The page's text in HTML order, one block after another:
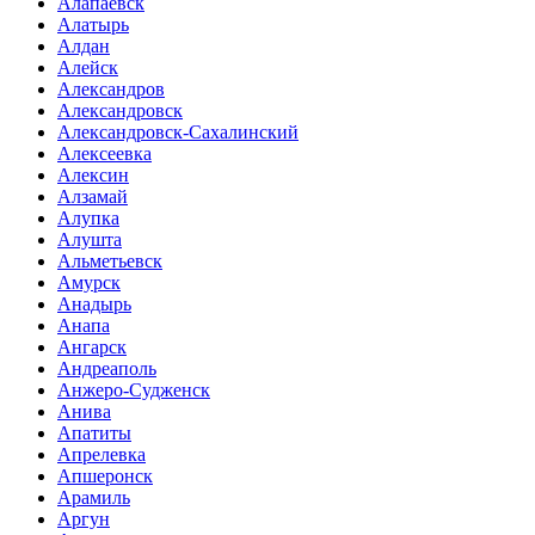
Алатырь
Алдан
Алейск
Александров
Александровск
Александровск-Сахалинский
Алексеевка
Алексин
Алзамай
Алупка
Алушта
Альметьевск
Амурск
Анадырь
Анапа
Ангарск
Андреаполь
Анжеро-Судженск
Анива
Апатиты
Апрелевка
Апшеронск
Арамиль
Аргун